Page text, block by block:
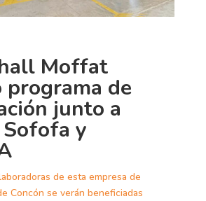
Moffat
programa de
junto a
Sofofa y
de esta empresa de
Concón se verán beneficiadas